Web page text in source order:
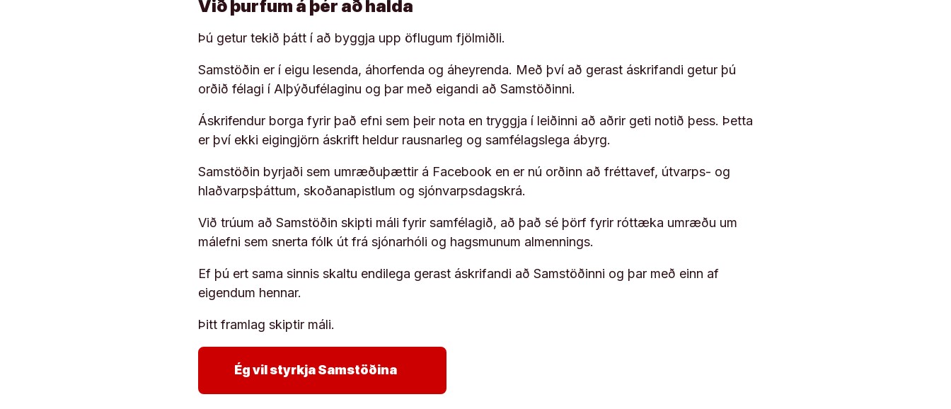
Við þurfum á þér að halda
Þú getur tekið þátt í að byggja upp öflugum fjölmiðli.
Samstöðin er í eigu lesenda, áhorfenda og áheyrenda. Með því að gerast áskrifandi getur þú
orðið félagi í Alþýðufélaginu og þar með eigandi að Samstöðinni.
Áskrifendur borga fyrir það efni sem þeir nota en tryggja í leiðinni að aðrir geti notið þess. Þetta
er því ekki eigingjörn áskrift heldur rausnarleg og samfélagslega ábyrg.
Samstöðin byrjaði sem umræðuþættir á Facebook en er nú orðinn að fréttavef, útvarps- og
hlaðvarpsþáttum, skoðanapistlum og sjónvarpsdagskrá.
Við trúum að Samstöðin skipti máli fyrir samfélagið, að það sé þörf fyrir róttæka umræðu um
málefni sem snerta fólk út frá sjónarhóli og hagsmunum almennings.
Ef þú ert sama sinnis skaltu endilega gerast áskrifandi að Samstöðinni og þar með einn af
eigendum hennar.
Þitt framlag skiptir máli.
Ég vil styrkja Samstöðina